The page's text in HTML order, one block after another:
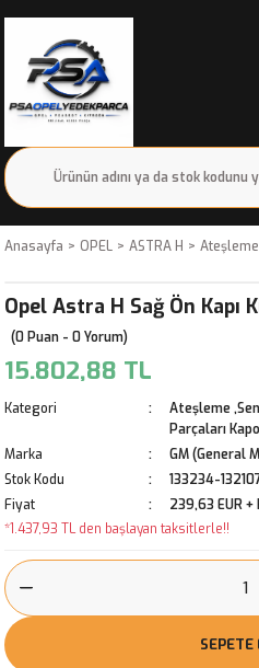
Anasayfa OPEL ASTRA H
Opel Astra H Sağ Ön
(0 Puan - 0 Yorum)
15.802,88 TL
Kategori Ateşleme
Parçaları
Marka
GM (General
Stok Kodu
133234-
Fiyat
239,63 EUR +
*1.437,93 TL den başlayan taksitlerle!!
SEPETE